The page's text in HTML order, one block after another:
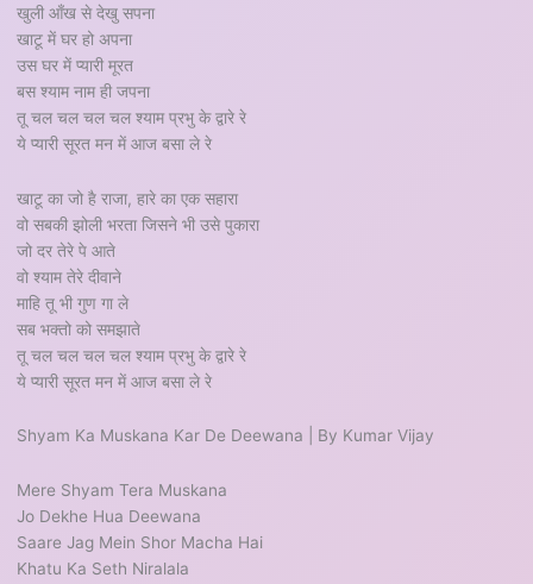
खुली आँख से देखु सपना
खाटू में घर हो अपना
उस घर में प्यारी मूरत
बस श्याम नाम ही जपना
तू चल चल चल चल श्याम प्रभु के द्वारे रे
ये प्यारी सूरत मन में आज बसा ले रे
खाटू का जो है राजा, हारे का एक सहारा
वो सबकी झोली भरता जिसने भी उसे पुकारा
जो दर तेरे पे आते
वो श्याम तेरे दीवाने
माहि तू भी गुण गा ले
सब भक्तो को समझाते
तू चल चल चल चल श्याम प्रभु के द्वारे रे
ये प्यारी सूरत मन में आज बसा ले रे
Shyam Ka Muskana Kar De Deewana | By Kumar Vijay
Mere Shyam Tera Muskana
Jo Dekhe Hua Deewana
Saare Jag Mein Shor Macha Hai
Khatu Ka Seth Niralala